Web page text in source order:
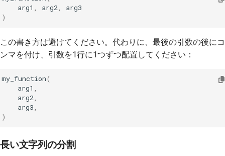
arg1 , arg2,
arg3
)
この書き方は避けてください。代わりに、最後の引数の後にコ
ンマを付け、引数を1行に1つずつ配置してください：
my_function(
arg1 ,
arg2,
arg3,
)
長い文字列の分割